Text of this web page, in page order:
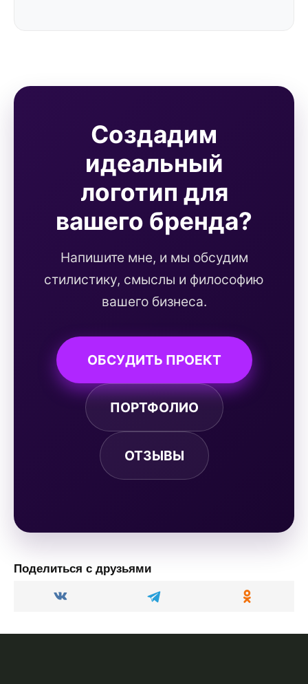
Создадим
идеальный
логотип для
вашего бренда?
Напишите мне, и мы обсудим
стилистику, смыслы и философию
вашего бизнеса.
ОБСУДИТЬ ПРОЕКТ
ПОРТФОЛИО
ОТЗЫВЫ
Поделиться с друзьями